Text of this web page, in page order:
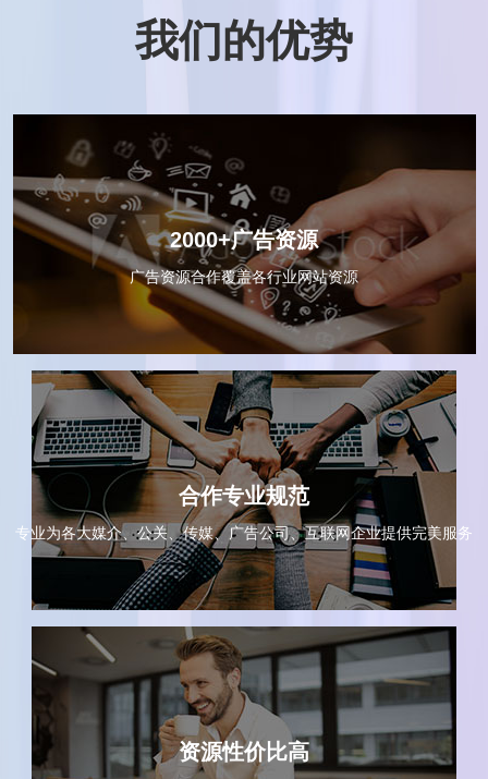
我们的优势
2000+广告资源
广告资源合作覆盖各行业网站资源
合作专业规范
专业为各大媒介、公关、传媒、广告公司、互联网企业提供完美服务
资源性价比高